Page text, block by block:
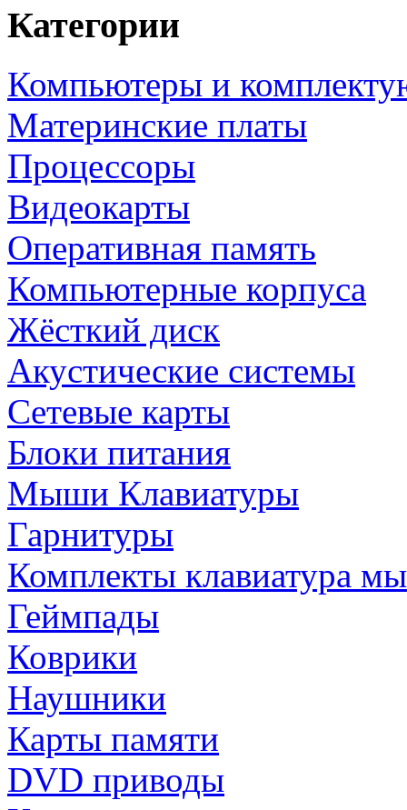
Категории
Компьютеры и
Материнские платы
Процессоры
Видеокарты
Оперативная память
Компьютерные корпуса
Жёсткий диск
Акустические системы
Сетевые карты
Блоки питания
Мыши Клавиатуры
Гарнитуры
Комплекты клавиатура
Геймпады
Коврики
Наушники
Карты памяти
DVD приводы